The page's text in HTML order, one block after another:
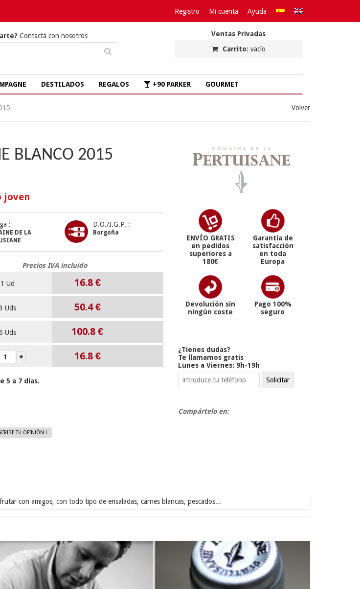
Registro Mi cuenta Ayuda
Ventas Privadas
Carrito: vacío
Contacta con nosotros
DESTILADOS REGALOS +90 PARKER GOURMET
Volver
BLANCO 2015
joven
:
DE LA
D.O./I.G.P. :
Borgoña
Precios IVA incluido
1 Ud 16.8 €
Uds 50.4€
Uds 100.8€
16.8 €
5 a 7 días.
TU OPINIÓN !
ENVÍO GRATIS
en pedidos
superiores a
180€
Garantía de
satisfacción
en toda
Europa
Devolución sin
ningún coste
Pago 100%
seguro
¿Tienes dudas?
Te llamamos gratis
Lunes a Viernes: 9h-19h
Compártelo en:
con amigos, con todo tipo de ensaladas, carnes blancas, pescados...